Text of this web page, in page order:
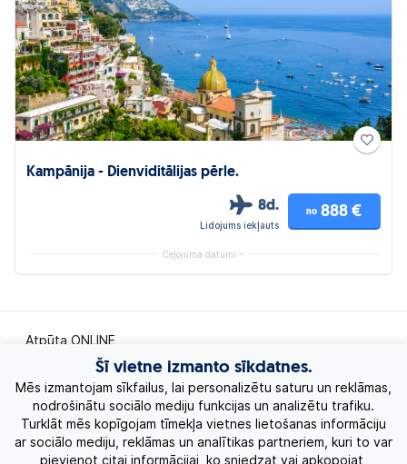
Kampānija - Dienviditālijas pērle.
8d.
Lidojums iekļauts
no 888 €
Ceļojuma datumi
Atpūta ONLINE
Ekskursiju ceļojumi
Eksotiskie ceļojumi
Šī vietne izmanto sīkdatnes.
Mēs izmantojam sīkfailus, lai personalizētu saturu un reklāmas,
nodrošinātu sociālo mediju funkcijas un analizētu trafiku.
Turklāt mēs kopīgojam tīmekļa vietnes lietošanas informāciju
ar sociālo mediju, reklāmas un analītikas partneriem, kuri to var
pievienot citai informācijai, ko sniedzat vai apkopojat,